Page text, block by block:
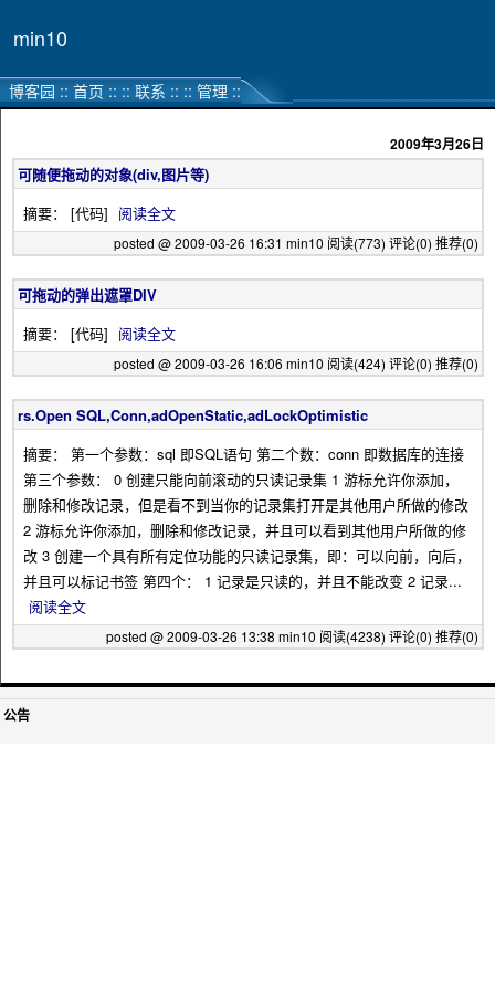
min10
博客园 :: 首页 :: :: 联系 :: :: 管理 ::
公告
2009年3月26日
可随便拖动的对象(div,图片等)
摘要： [代码] 阅读全文
posted @ 2009-03-26 16:31 min10 阅读(773) 评论(0) 推荐(0)
可拖动的弹出遮罩DIV
摘要： [代码] 阅读全文
posted @ 2009-03-26 16:06 min10 阅读(424) 评论(0) 推荐(0)
rs.Open SQL,Conn,adOpenStatic,adLockOptimistic
摘要： 第一个参数：sql 即SQL语句 第二个数：conn 即数据库的连接
第三个参数： 0 创建只能向前滚动的只读记录集 1 游标允许你添加，
删除和修改记录，但是看不到当你的记录集打开是其他用户所做的修改
2 游标允许你添加，删除和修改记录，并且可以看到其他用户所做的修
改 3 创建一个具有所有定位功能的只读记录集，即：可以向前，向后，
并且可以标记书签 第四个： 1 记录是只读的，并且不能改变 2 记录...
阅读全文
posted @ 2009-03-26 13:38 min10 阅读(4238) 评论(0) 推荐(0)